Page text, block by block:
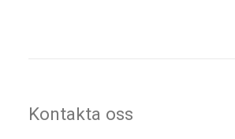
Kontakta oss